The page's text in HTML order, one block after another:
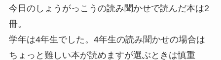
今日のしょうがっこうの読み聞かせで読んだ本は2
冊。
学年は4年生でした。4年生の読み聞かせの場合は
ちょっと難しい本が読めますが選ぶときは慎重